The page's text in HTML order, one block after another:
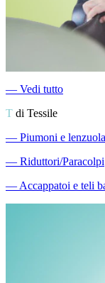
― Vedi tutto
T di Tessile
― Piumoni e lenzuola
― Riduttori/Paracolpi
―Accappatoi e teli